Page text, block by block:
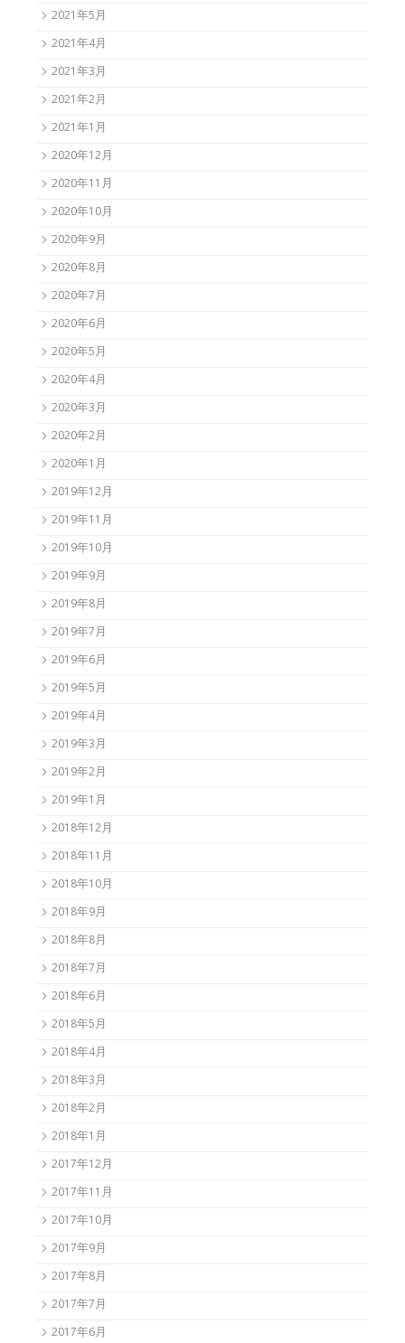
2021年5月
2021年4月
2021年3月
2021年2月
2021年1月
2020年12月
2020年11月
2020年10月
2020年9月
2020年8月
2020年7月
2020年6月
2020年5月
2020年4月
2020年3月
2020年2月
2020年1月
2019年12月
2019年11月
2019年10月
2019年9月
2019年8月
2019年7月
2019年6月
2019年5月
2019年4月
2019年3月
2019年2月
2019年1月
2018年12月
2018年11月
2018年10月
2018年9月
2018年8月
2018年7月
2018年6月
2018年5月
2018年4月
2018年3月
2018年2月
2018年1月
2017年12月
2017年11月
2017年10月
2017年9月
2017年8月
2017年7月
2017年6月